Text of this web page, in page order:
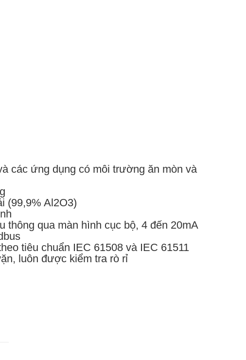
các ứng dụng có môi trường ăn mòn và
(99,9% Al2O3)
thông qua màn hình cục bộ, 4 đến 20mA
tiêu chuẩn IEC 61508 và IEC 61511
luôn được kiểm tra rò rỉ